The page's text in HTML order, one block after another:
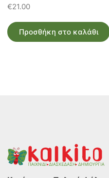
€21.00
Προσθήκη στο καλάθι